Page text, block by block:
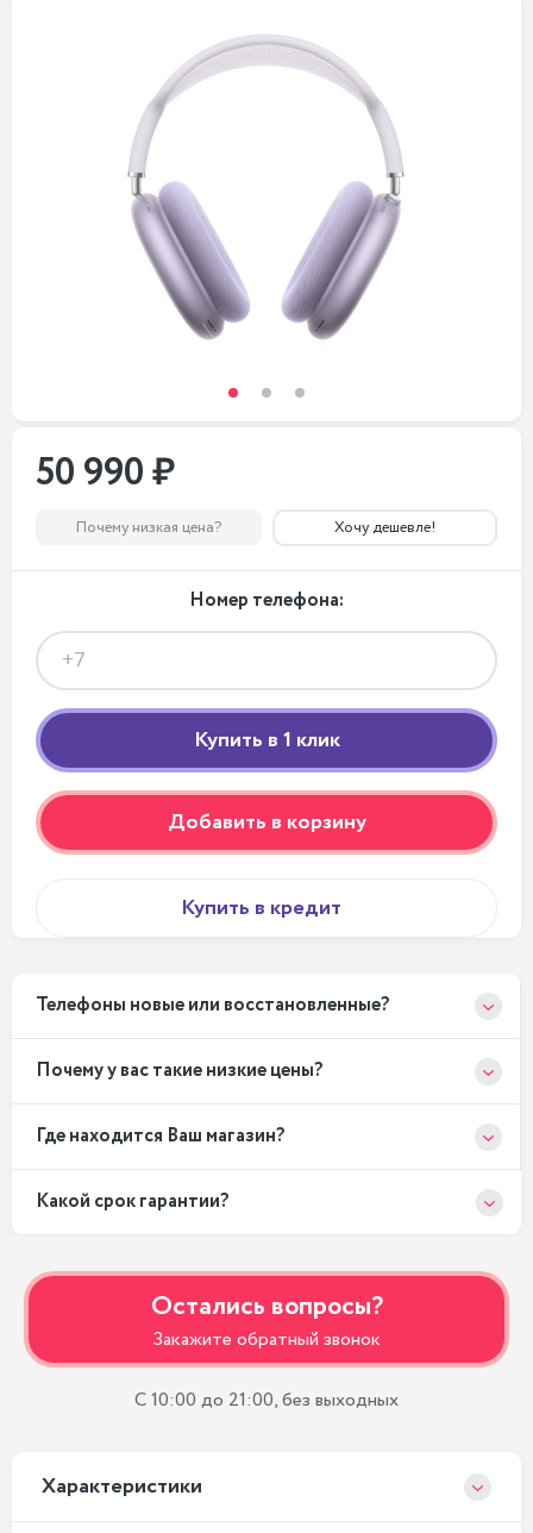
50 990 ₽
Почему низкая цена? Хочу дешевле!
Номер телефона:
Добавить в корзину
Купить в кредит
Телефоны новые или восстановленные?
Почему у вас такие низкие цены?
Где находится Ваш магазин?
Какой срок гарантии?
Остались вопросы?
Закажите обратный звонок
С 10:00 до 21:00, без выходных
Xарактеристики